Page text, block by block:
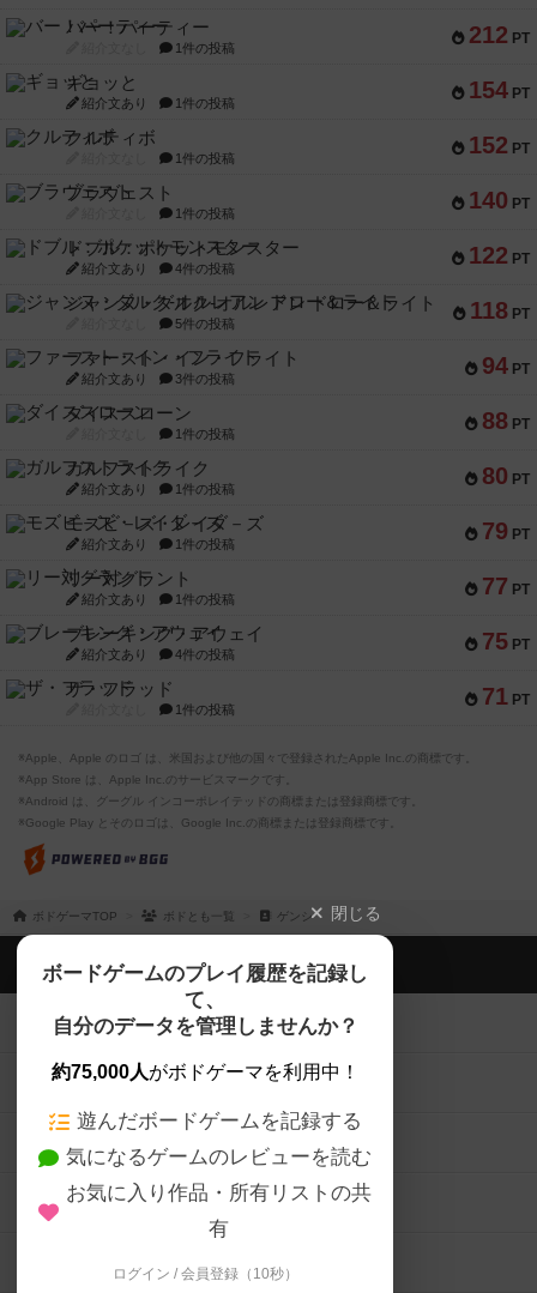
212 PT
バー！パーティー
1件の投稿
154 PT
ギョッと
紹介文あり 1件の投稿
152 PT
クルティボ
1件の投稿
140 PT
ブラヴェスト
1件の投稿
122 PT
ドブル：ポケットモンスター
紹介文あり 4件の投稿
118 PT
ジャンヌ・ダルク-オルレアン ドロー＆ライト
5件の投稿
94 PT
ファースト・イン・フライト
紹介文あり 3件の投稿
88 PT
ダイススローン
1件の投稿
80 PT
ガルフストライク
紹介文あり 1件の投稿
79 PT
モズビ－ズ・レイダ－ズ
紹介文あり 1件の投稿
77 PT
リー対グラント
紹介文あり 1件の投稿
75 PT
ブレーキング・アウェイ
紹介文あり 4件の投稿
71 PT
ザ・フラッド
1件の投稿
※Apple、Apple のロゴ は、米国および他の国々で登録されたApple Inc.の商標です。
※App Store は、Apple Inc.のサービスマークです。
※Android は、グーグル インコーポレイテッドの商標または登録商標です。
※Google Play とそのロゴは、Google Inc.の商標または登録商標です。
ボドゲーマTOP ボドとも一覧 ゲンシ 閉じる
ボードゲームのプレイ履歴を記録し
て、
自分のデータを管理しませんか？
約75,000人がボドゲーマを利用中！
遊んだボードゲームを記録する
気になるゲームのレビューを読む
お気に入り作品・所有リストの共
有
ログイン / 会員登録（10秒）
ボドゲーマTOP
ボードゲームを検索する
ボードゲームの新着レビュー
ボードゲーム会情報
メカニクス特集
掲示板・トピックス